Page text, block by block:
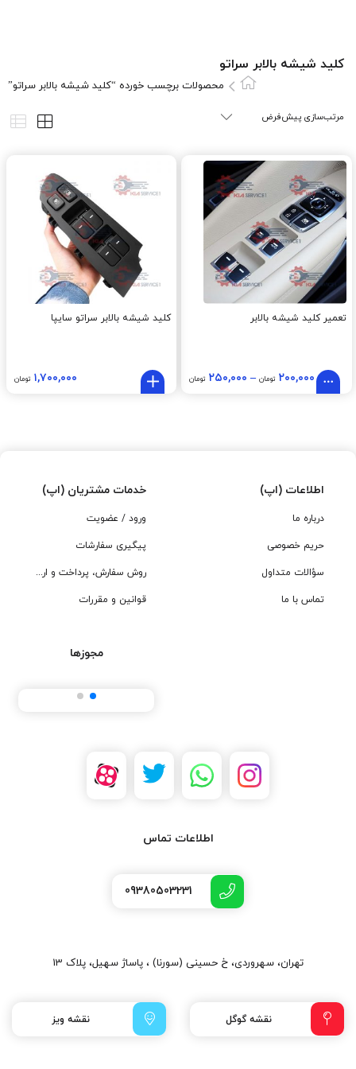
کليد شيشه بالابر سراتو
محصولات برچسب خورده “کليد شيشه بالابر سراتو”
تعمیر کلید شیشه بالابر
۲۰۰,۰۰۰ تومان– ۲۵۰,۰۰۰ تومان
کليد شيشه بالابر سراتو سایپا
۱,۷۰۰,۰۰۰ تومان
اطلاعات (اپ)
درباره ما
حریم خصوصی
سؤالات متداول
تماس با ما
خدمات مشتریان (اپ)
ورود / عضویت
پیگیری سفارشات
روش سفارش، پرداخت و ارسال
قوانین و مقررات
مجوزها
اطلاعات تماس
09380503231
تهران، سهروردی، خ حسینی (سورنا) ، پاساژ سهیل، پلاک 13
نقشه گوگل نقشه ویز